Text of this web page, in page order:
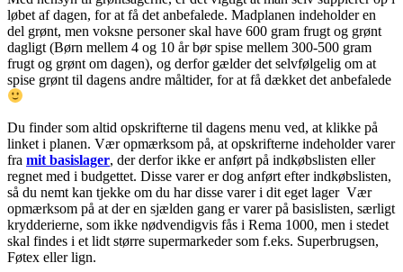
løbet af dagen, for at få det anbefalede. Madplanen indeholder en
del grønt, men voksne personer skal have 600 gram frugt og grønt
dagligt (Børn mellem 4 og 10 år bør spise mellem 300-500 gram
frugt og grønt om dagen), og derfor gælder det selvfølgelig om at
spise grønt til dagens andre måltider, for at få dækket det anbefalede
Du finder som altid opskrifterne til dagens menu ved, at klikke på
linket i planen. Vær opmærksom på, at opskrifterne indeholder varer
fra mit basislager, der derfor ikke er anført på indkøbslisten eller
regnet med i budgettet. Disse varer er dog anført efter indkøbslisten,
så du nemt kan tjekke om du har disse varer i dit eget lager Vær
opmærksom på at der en sjælden gang er varer på basislisten, særligt
krydderierne, som ikke nødvendigvis fås i Rema 1000, men i stedet
skal findes i et lidt større supermarkeder som f.eks. Superbrugsen,
Føtex eller lign.